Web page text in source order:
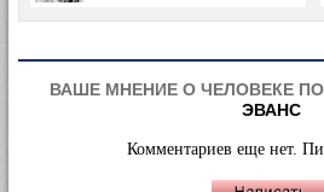
ВАШЕ МНЕНИЕ О ЧЕЛОВЕКЕ
ЭВАНС
Комментариев еще нет.